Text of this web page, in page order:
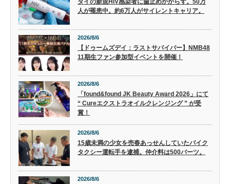
人が罹患中。約6万人がサイレントキャリア。
2026/8/6
【ドゥームズデイ：ラストサバイバー】NMB48
11期生ファン参加型イベントを開催！
2026/8/6
「found&found JK Beauty Award 2026」にて
“ Cureエクストラオイルクレンジング ” が受
賞！
2026/8/6
15歳未満の少女を売春あっせんしていたバイク
タクシー運転手を逮捕。仲介料は500バーツ。
2026/8/6